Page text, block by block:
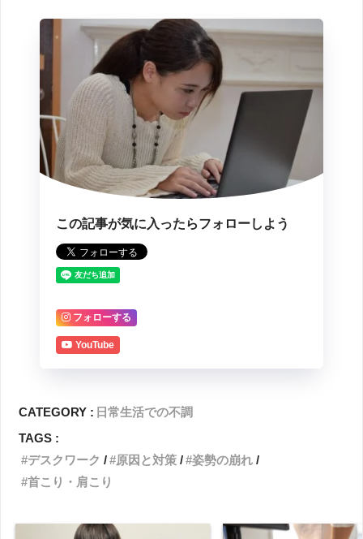
この記事が気に入ったらフォローしよう
フォローする
YouTube
CATEGORY : 日常生活での不調
TAGS :
デスクワーク
原因と対策
姿勢の崩れ
首こり・肩こり